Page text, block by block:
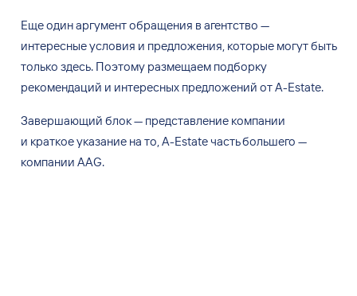
Еще один аргумент обращения в агентство —
интересные условия и предложения, которые могут быть
только здесь. Поэтому размещаем подборку
рекомендаций и интересных предложений отA-Estate.
Завершающий блок — представление компании
и краткое указание на то, A-Estate часть большего —
компании AAG.